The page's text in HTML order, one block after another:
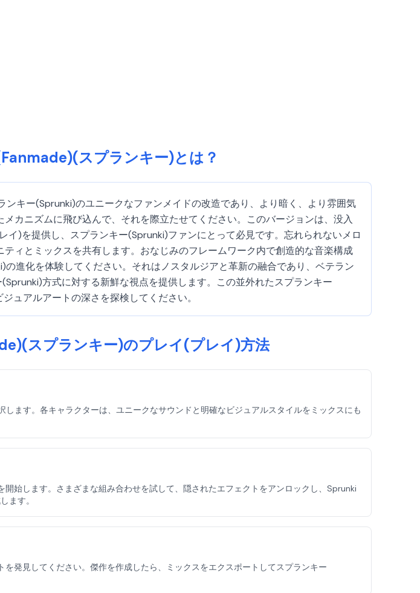
スプランキー)とは？
キー(Sprunki)のユニークなファンメイドの改造であり、より暗く、より雰囲気
カニズムに飛び込んで、それを際立たせてください。このバージョンは、没入
)を提供し、スプランキー(Sprunki)ファンにとって必見です。忘れられないメロ
ィとミックスを共有します。おなじみのフレームワーク内で創造的な音楽構成
進化を体験してください。それはノスタルジアと革新の融合であり、ベテラン
方式に対する新鮮な視点を提供します。この並外れたスプランキー
ュアルアートの深さを探検してください。
スプランキー)のプレイ(プレイ)方法
ます。各キャラクターは、ユニークなサウンドと明確なビジュアルスタイルをミックスにも
始します。さまざまな組み合わせを試して、隠されたエフェクトをアンロックし、Sprunki
ます。
発見してください。傑作を作成したら、ミックスをエクスポートしてスプランキー